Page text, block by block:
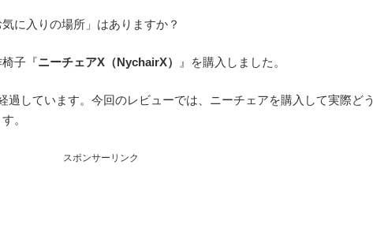
に入りの場所」はありますか？
子『ニーチェアX（NychairX） 』を購入しました。
過しています。今回のレビューでは、ニーチェアを購入して実際どう
。
スポンサーリンク